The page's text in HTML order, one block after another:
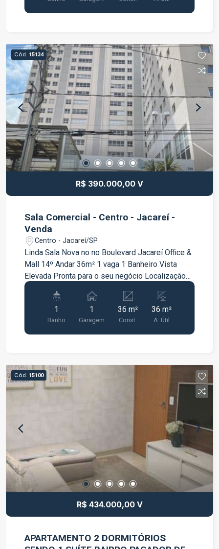
v=VJRZ2bCFoSI&t=10s Agende a sua Visita!
Cód. 15134
R$ 390.000,00 V
Sala Comercial - Centro - Jacareí -
Venda
Centro - Jacareí/SP
Linda Sala Nova no no Boulevard Jacareí Office &
Mall 14º Andar 36m² 1 vaga 1 Banheiro Vista
Elevada Pronta para o seu negócio Localização
Privilegiada Infraestrutura e sofisticação *Analisa
proposta na compra de 2 Salas (Ref 15134 e
15135) *Analisa permuta como parte de
pagamento *Documentação em ordem Video:
https://www.youtube.com/watch?
1
Banho
1
Garagem
36 m²
Const.
36 m²
A. Útil
Cód. 15100
R$ 434.000,00 V
APARTAMENTO 2 DORMITÓRIOS